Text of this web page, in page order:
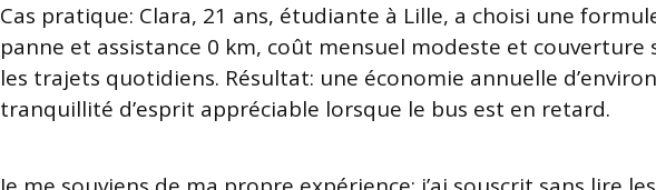
Cas pratique: Clara, 21 ans, étudiante à Lille, a choisi une
panne et assistance 0 km, coût mensuel modeste et
les trajets quotidiens. Résultat: une économie annuelle
tranquillité d’esprit appréciable lorsque le bus est en retard.